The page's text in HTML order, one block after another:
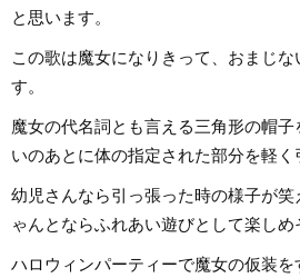
と思います。
この歌は魔女になりきって、おまじ
す。
魔女の代名詞とも言える三角形の帽
いのあとに体の指定された部分を軽く
幼児さんなら引っ張った時の様子が
ゃんとならふれあい遊びとして楽しめ
ハロウィンパーティーで魔女の仮装